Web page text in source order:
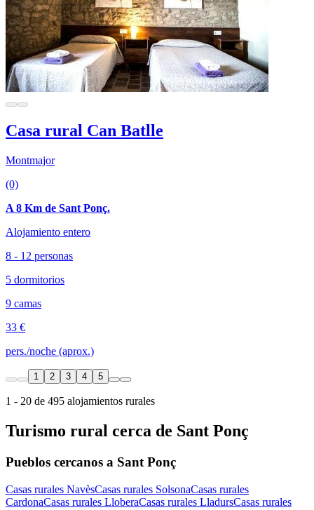
Casa rural Can Batlle
Montmajor
(0)
A 8 Km de Sant Ponç.
Alojamiento entero
8 - 12 personas
5 dormitorios
9 camas
33 €
pers./noche (aprox.)
1 2 3 4 5
1 - 20 de 495 alojamientos rurales
Turismo rural cerca de Sant Ponç
Pueblos cercanos a Sant Ponç
Casas rurales NavèsCasas rurales SolsonaCasas rurales
CardonaCasas rurales LloberaCasas rurales LladursCasas rurales